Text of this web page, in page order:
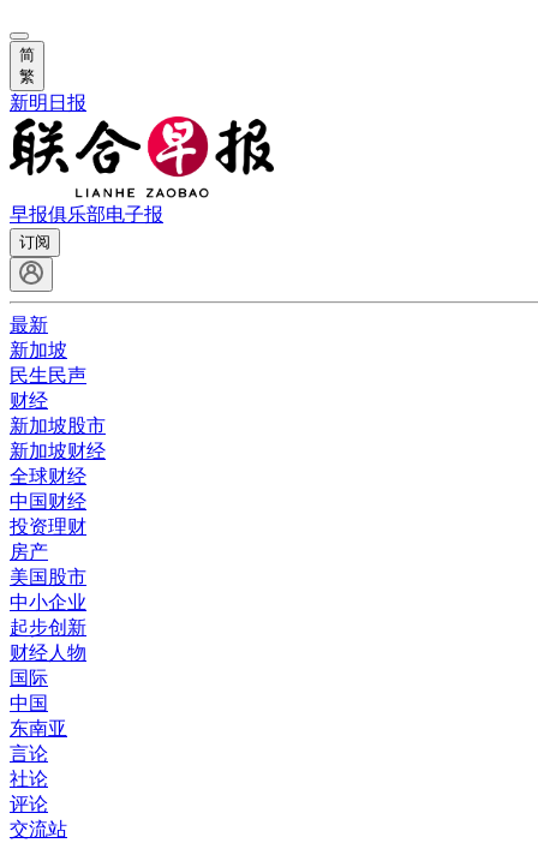
简
繁
新明日报
早报俱乐部电子报
订阅
最新
新加坡
民生民声
财经
新加坡股市
新加坡财经
全球财经
中国财经
投资理财
房产
美国股市
中小企业
起步创新
财经人物
国际
中国
东南亚
言论
社论
评论
交流站